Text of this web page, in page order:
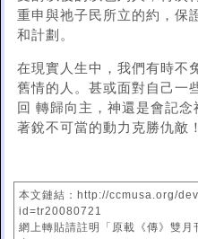
重申與祂子民所立的約，保
和計劃。
在現實人生中，我們有時不
舊情的人。甚或面對自己一
回 轉歸向主，神還是會記
著銳不可當的動力克勝仇敵！
本文鏈結：http://ccmusa.org/
id=tr20080721
網上轉貼請註明「原載《傳》雙